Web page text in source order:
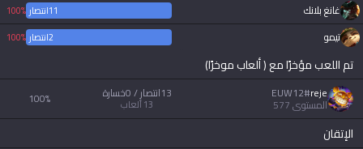
غانغ بلانك
11انتصار 0
100%
تيمو 2انتصار 0
100%
تم اللعب مؤخرًا مع ( ألعاب موخرًا)
reje
#
EUW12
المستوى577
13انتصار / 0خسارة
13ألعاب 100%
الإتقان